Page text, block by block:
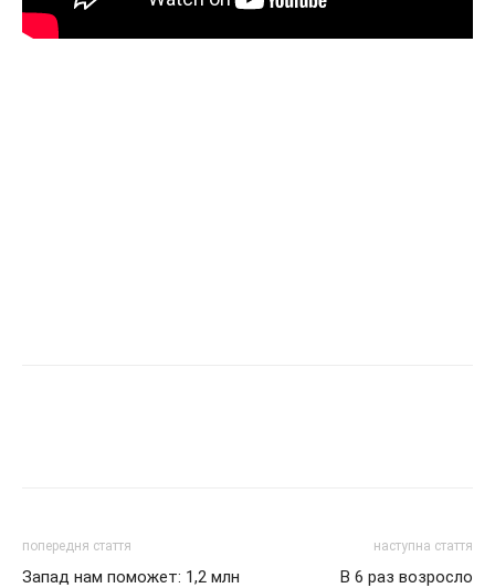
попередня стаття
Запад нам поможет: 1,2 млн
наступна стаття
В 6 раз возросло